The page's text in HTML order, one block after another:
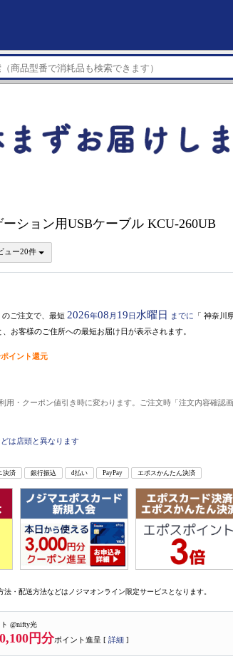
ション用USBケーブル KCU-260UB
ュー20件
のご注文で、最短 2026年08 月 19日 水曜日 までに 「 神奈川
お客様のご住所への最短お届け日が表示されます。
イント還元
用・クーポン値引き時に変わります。ご注文時「注文内容確認
は店頭と異なります
決済 銀行振込 d払い PayPay エポスかんたん決済
法・配送方法などはノジマオンライン限定サービスとなります。
@nifty光
円分ポイント進呈 [ 詳細 ]